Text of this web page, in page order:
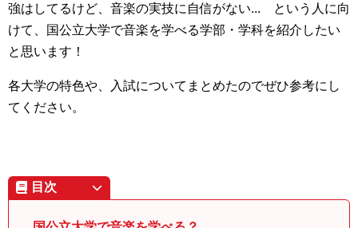
強はしてるけど、音楽の実技に自信がない... という人に向
けて、国公立大学で音楽を学べる学部・学科を紹介したい
と思います！
各大学の特色や、入試についてまとめたのでぜひ参考にし
てください。
目次